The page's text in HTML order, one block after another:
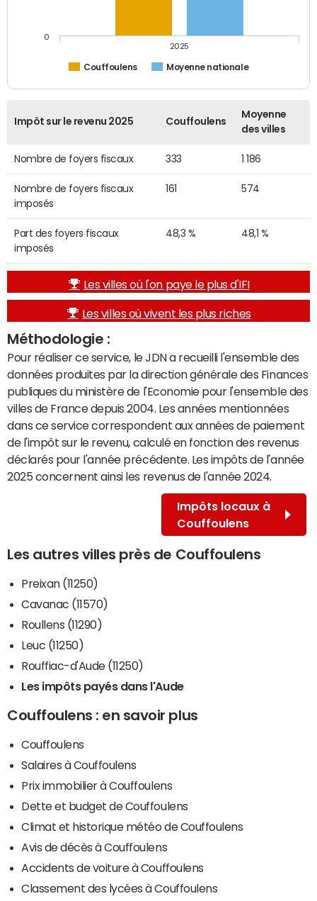
Couffoulens Moyenne nationale
2025
0
Impôt sur le revenu 2025 Couffoulens
Moyenne
des villes
Nombre de foyers fiscaux 333 1 186
Nombre de foyers fiscaux
imposés
161 574
Part des foyers fiscaux
imposés
48,3 % 48,1 %
Les villes où l'on paye le plus d'IFI
Les villes où vivent les plus riches
Méthodologie :
Pour réaliser ce service, le JDN a recueilli l'ensemble des
données produites par la direction générale des Finances
publiques du ministère de l'Economie pour l'ensemble des
villes de France depuis 2004. Les années mentionnées
dans ce service correspondent aux années de paiement
de l'impôt sur le revenu, calculé en fonction des revenus
déclarés pour l'année précédente. Les impôts de l'année
2025 concernent ainsi les revenus de l'année 2024.
Impôts locaux à
Couffoulens
Les autres villes près de Couffoulens
Preixan (11250)
Cavanac (11570)
Roullens (11290)
Leuc (11250)
Rouffiac-d'Aude (11250)
Les impôts payés dans l'Aude
Couffoulens : en savoir plus
Couffoulens
Salaires à Couffoulens
Prix immobilier à Couffoulens
Dette et budget de Couffoulens
Climat et historique météo de Couffoulens
Avis de décès à Couffoulens
Accidents de voiture à Couffoulens
Classement des lycées à Couffoulens